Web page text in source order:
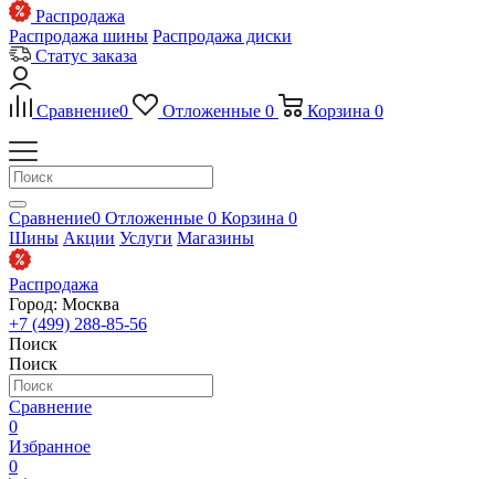
Распродажа
Распродажа шины Распродажа диски
Статус заказа
Сравнение0 Отложенные 0 Корзина 0
Сравнение0 Отложенные 0 Корзина 0
Шины Акции Услуги Магазины
Распродажа
Город: Москва
+7 (499) 288-85-56
Поиск
Поиск
Сравнение
0
Избранное
0